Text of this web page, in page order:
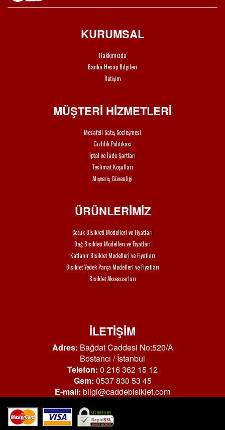
KURUMSAL
Hakkımızda
Banka Hesap Bilgileri
İletişim
MÜŞTERİ HİZMETLERİ
Mesafeli Satış Sözleşmesi
Gizlilik Politikası
İptal ve İade Şartları
Teslimat Koşulları
Alışveriş Güvenliği
ÜRÜNLERİMİZ
Çocuk Bisikleti Modelleri ve Fiyatları
Dağ Bisikleti Modelleri ve Fiyatları
Katlanır Bisiklet Modelleri ve Fiyatları
Bisiklet Yedek Parça Modelleri ve Fiyatları
Bisiklet Aksesuarları
İLETİŞİM
Adres: Bağdat Caddesi No:520/A
Bostancı / İstanbul
Telefon: 0 216 362 15 12
Gsm: 0537 830 53 45
E-mail: bilgi@caddebisiklet.com